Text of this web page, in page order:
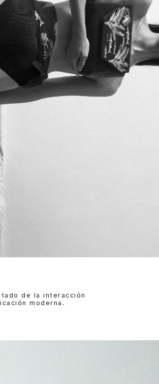
de la interacción
moderna.